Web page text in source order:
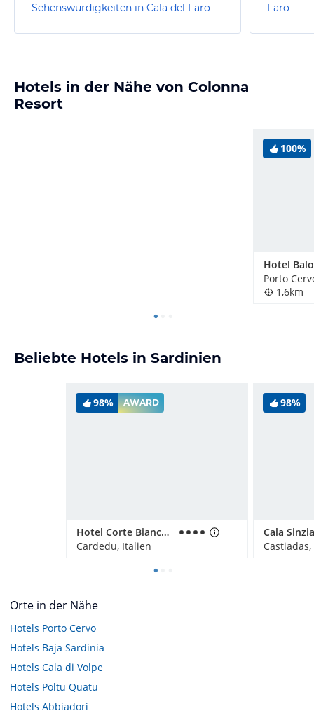
Sehenswürdigkeiten in Cala del Faro
Faro
Hotels in der Nähe von Colonna
Resort
100%
Hotel
Porto
1,6km
Beliebte Hotels in Sardinien
98% AWARD
Hotel Corte Bianca - Bovis Hotels - Adults Only
Cardedu, Italien
98%
Cala
Orte in der Nähe
Hotels Porto Cervo
Hotels Baja Sardinia
Hotels Cala di Volpe
Hotels Poltu Quatu
Hotels Abbiadori